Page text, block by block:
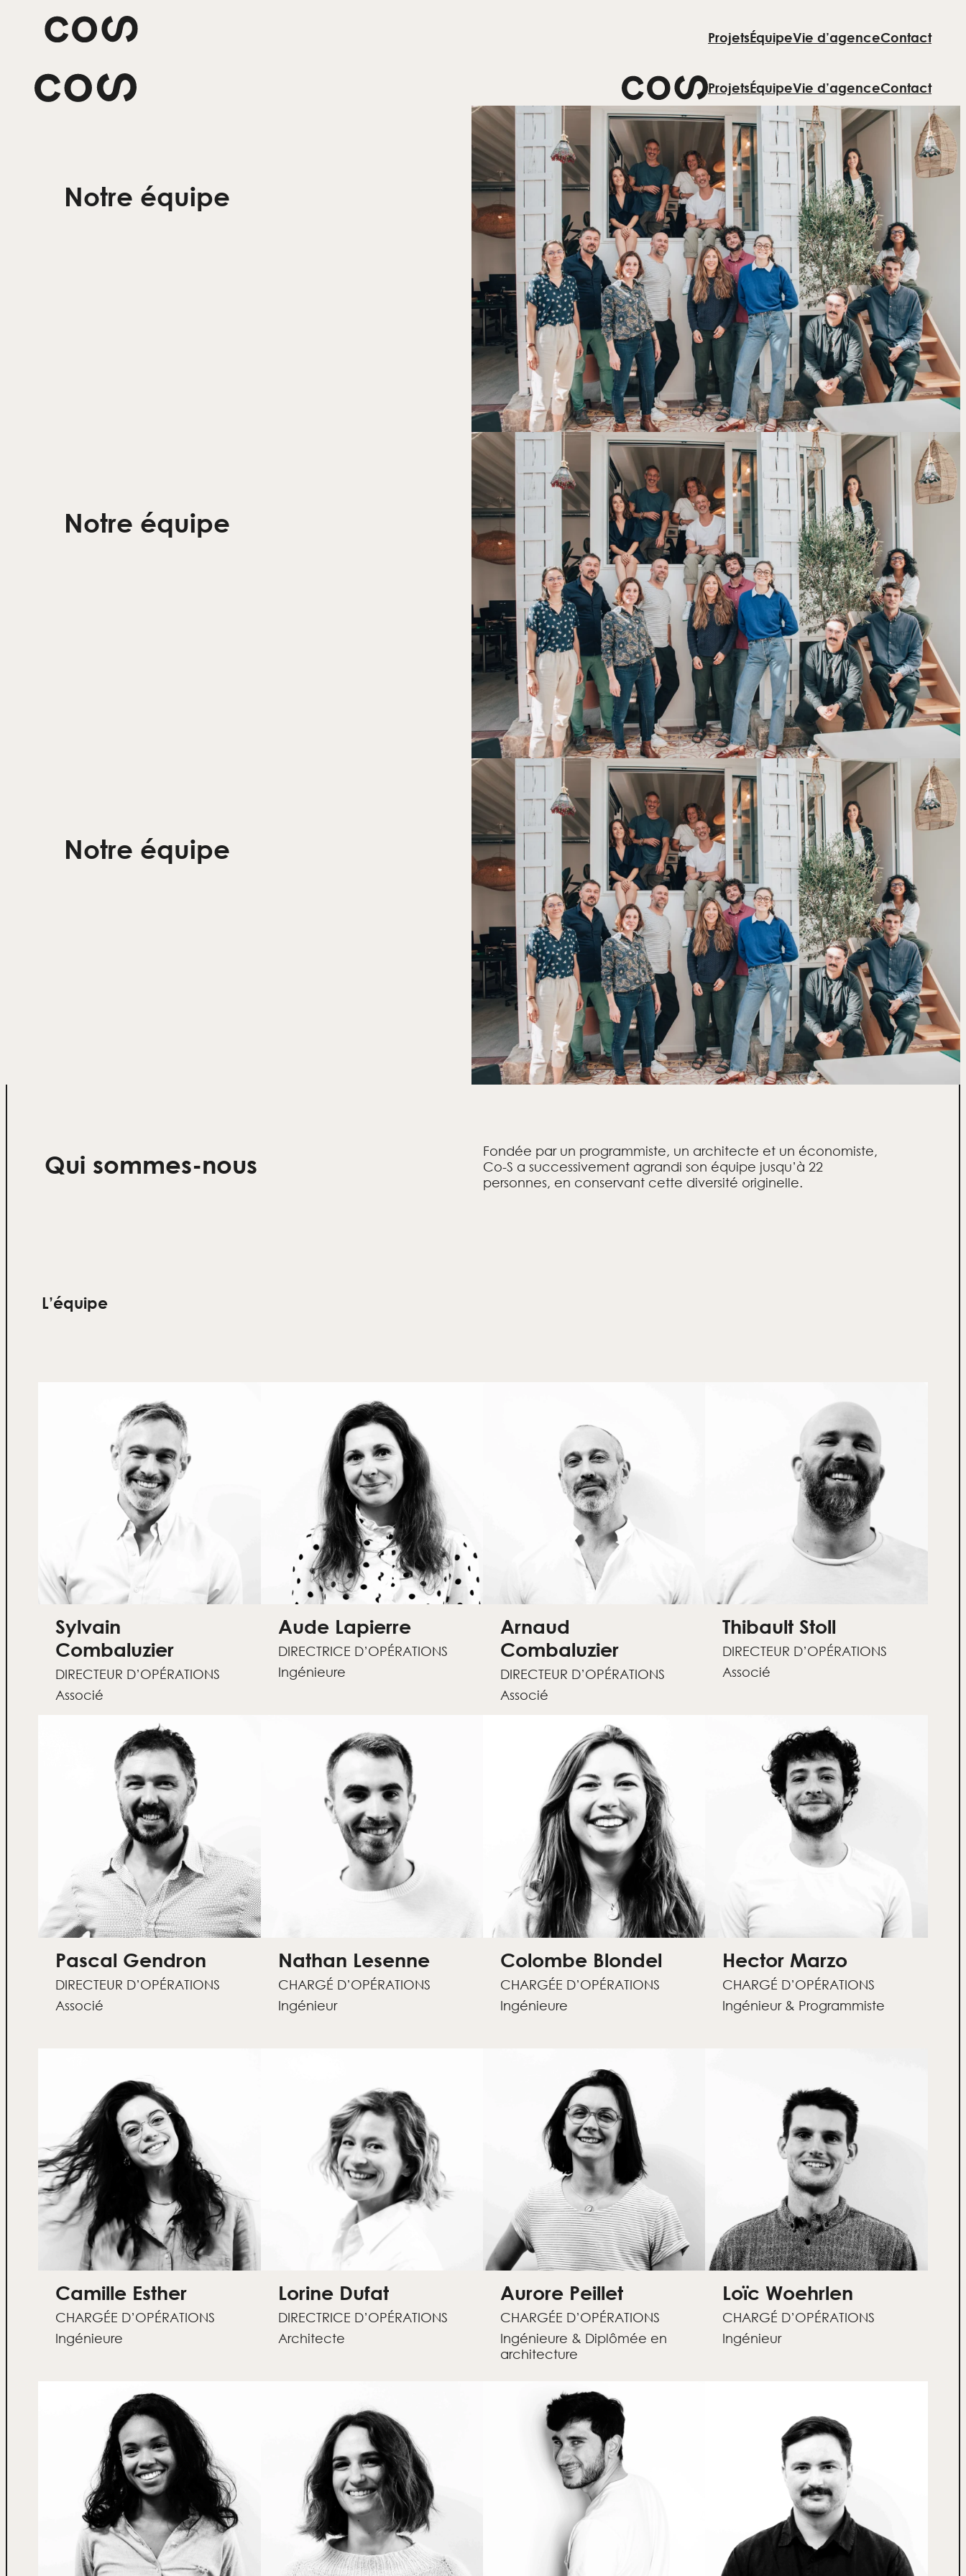
contenu
ProjetsÉquipeVie d’agenceContact
ProjetsÉquipeVie d’agenceContact
Notre équipe
Notre équipe
Notre équipe
Qui sommes-nous
Fondée par un programmiste, un architecte et un économiste,
Co-S a successivement agrandi son équipe jusqu’à 22
personnes, en conservant cette diversité originelle.
L’équipe
Sylvain
Combaluzier
DIRECTEUR D’OPÉRATIONS
Associé
Aude Lapierre
DIRECTRICE D’OPÉRATIONS
Ingénieure
Arnaud
Combaluzier
DIRECTEUR D’OPÉRATIONS
Associé
Thibault Stoll
DIRECTEUR D’OPÉRATIONS
Associé
Pascal Gendron
DIRECTEUR D’OPÉRATIONS
Associé
Nathan Lesenne
CHARGÉ D’OPÉRATIONS
Ingénieur
Colombe Blondel
CHARGÉE D’OPÉRATIONS
Ingénieure
Hector Marzo
CHARGÉ D’OPÉRATIONS
Ingénieur & Programmiste
Camille Esther
CHARGÉE D’OPÉRATIONS
Ingénieure
Lorine Dufat
DIRECTRICE D’OPÉRATIONS
Architecte
Aurore Peillet
CHARGÉE D’OPÉRATIONS
Ingénieure & Diplômée en
architecture
Loïc Woehrlen
CHARGÉ D’OPÉRATIONS
Ingénieur